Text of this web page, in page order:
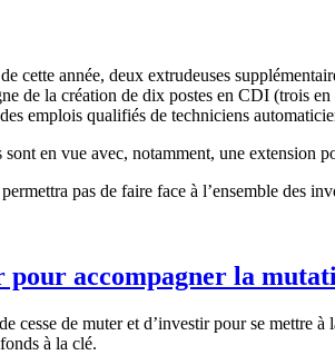
cette année, deux extrudeuses
de la création de dix postes en CDI
emplois qualifiés de techniciens
sont en vue avec, notamment, une extension
pas de faire face à l’ensemble des
pour accompagner la
cesse de muter et d’investir pour se
à la clé.